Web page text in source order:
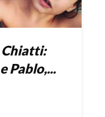
Chiatti:
Pablo,...